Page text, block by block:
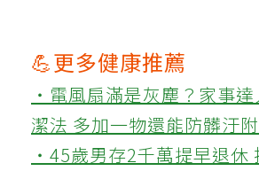
💪更多健康推薦
‧電風扇滿是灰塵？家事
潔法 多加一物還能防髒汙
‧45歲男存2千萬提早退休